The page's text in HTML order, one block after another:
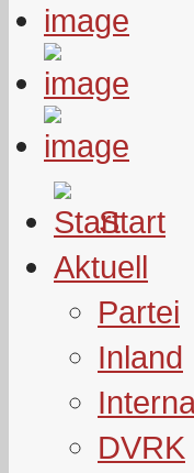
Start
Aktuell
Partei
Inland
DVRK